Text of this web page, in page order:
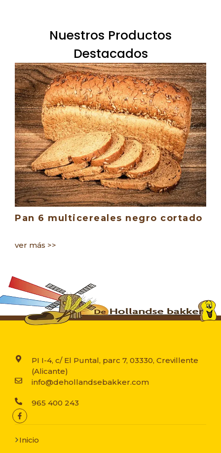
Nuestros Productos
Destacados
Pan 6 multicereales negro cortado
ver más >>
PI I-4, c/ El Puntal, parc 7, 03330, Crevillente
(Alicante)
info@dehollandsebakker.com
965 400 243
Inicio